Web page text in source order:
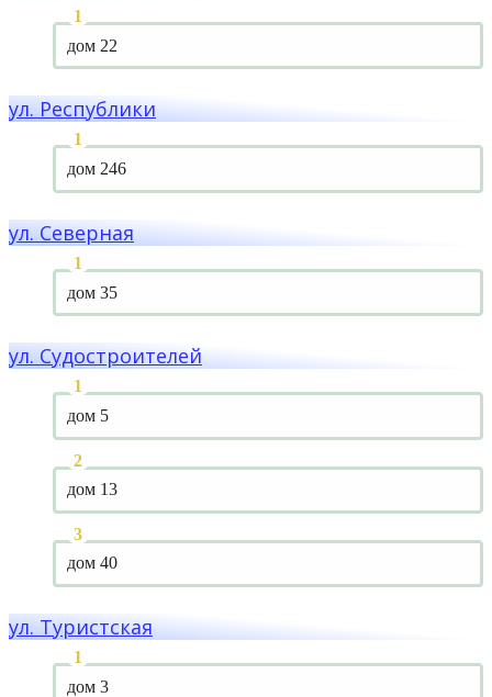
дом 22
ул. Республики
дом 246
ул. Северная
дом 35
ул. Судостроителей
дом 5
дом 13
дом 40
ул. Туристская
дом 3